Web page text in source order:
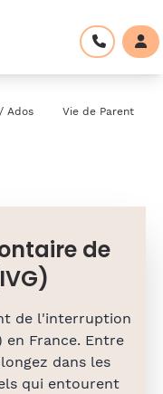
Ados Vie de Parent
de
de l'interruption
en France. Entre
dans les
qui entourent